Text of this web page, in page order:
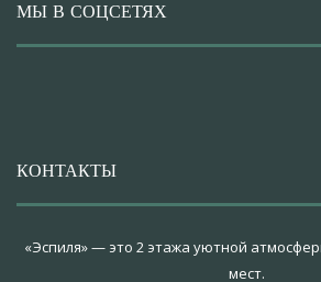
МЫ В СОЦСЕТЯХ
КОНТАКТЫ
«Эспиля» — это 2 этажа уютной
мест.